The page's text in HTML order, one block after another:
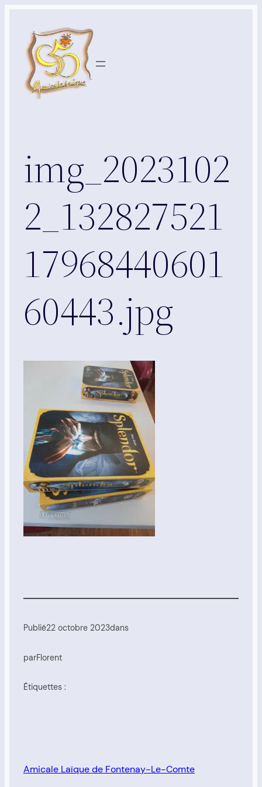
contenu
img_2023102
2_132827521
17968440601
60443.jpg
Publié22 octobre 2023dans
parFlorent
Étiquettes :
Amicale Laïque de Fontenay-Le-Comte